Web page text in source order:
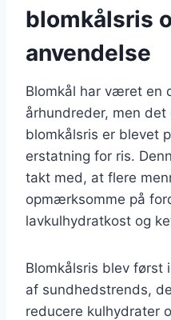
blomkålsris
anvendelse
Blomkål har været en
århundreder, men
blomkålsris er blevet
erstatning for ris.
takt med, at flere
opmærksomme på
lavkulhydratkost og
Blomkålsris blev først
af sundhedstrends,
reducere kulhydrater